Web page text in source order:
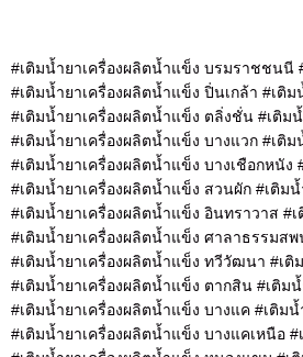
#เติมน้ำยาเครื่องผลิตน้ำแข็ง บรมราชชน
#เติมน้ำยาเครื่องผลิตน้ำแข็ง ปิ่นเกล้า #เติ
#เติมน้ำยาเครื่องผลิตน้ำแข็ง ตลิ่งชั่น #เติม
#เติมน้ำยาเครื่องผลิตน้ำแข็ง บางแวก #เติ
#เติมน้ำยาเครื่องผลิตน้ำแข็ง บางเชือกหนัง
#เติมน้ำยาเครื่องผลิตน้ำแข็ง สวนผัก #เติม
#เติมน้ำยาเครื่องผลิตน้ำแข็ง อินทราวาส #
#เติมน้ำยาเครื่องผลิตน้ำแข็ง ศาลาธรรมส
#เติมน้ำยาเครื่องผลิตน้ำแข็ง ทวีวัฒนา #เ
#เติมน้ำยาเครื่องผลิตน้ำแข็ง ตากสิน #เติม
#เติมน้ำยาเครื่องผลิตน้ำแข็ง บางแค #เติม
#เติมน้ำยาเครื่องผลิตน้ำแข็ง บางแคเหนือ